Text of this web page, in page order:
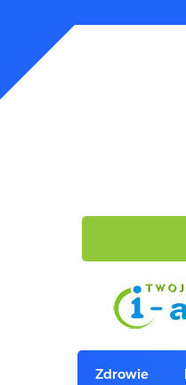
Zdrowie